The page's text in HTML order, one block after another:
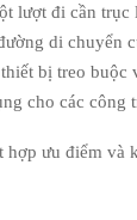
lượt đi cần
di chuyển
bị treo
cho các
ưu điểm và